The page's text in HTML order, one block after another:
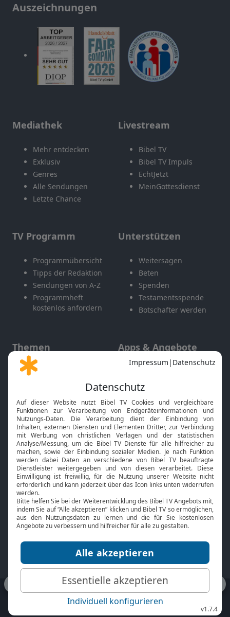
Auszeichnungen
Mediathek
Mehr entdecken
Exklusiv
Genres
Alle Sendungen
Letzte Chance
Livestream
Bibel TV
Bibel TV Impuls
EchtJetzt
MeinGottesdienst
TV Programm
Programmübersicht
Tipps der Redaktion
Sendungen von A-Z
Programmheft
kostenlos anfordern
Unterstützen
Weitersagen
Beten
Spenden
Testamentsspende
Botschafter werden
Themen
Gott und Bibel erklärt
Neuigkeiten
Apps & Angebote
Mobile App
Smart TV
HbbTV
Bibelthek Online-Bibel
Nächster Gottesdienst
Bibel TV
Über uns
Jobs
Mediadaten
Service
Kontakt
TV-Empfang
bibeltv.de: Impressum
Datenschutz
Nutzungsbedingungen
Fakten Bibel TV App